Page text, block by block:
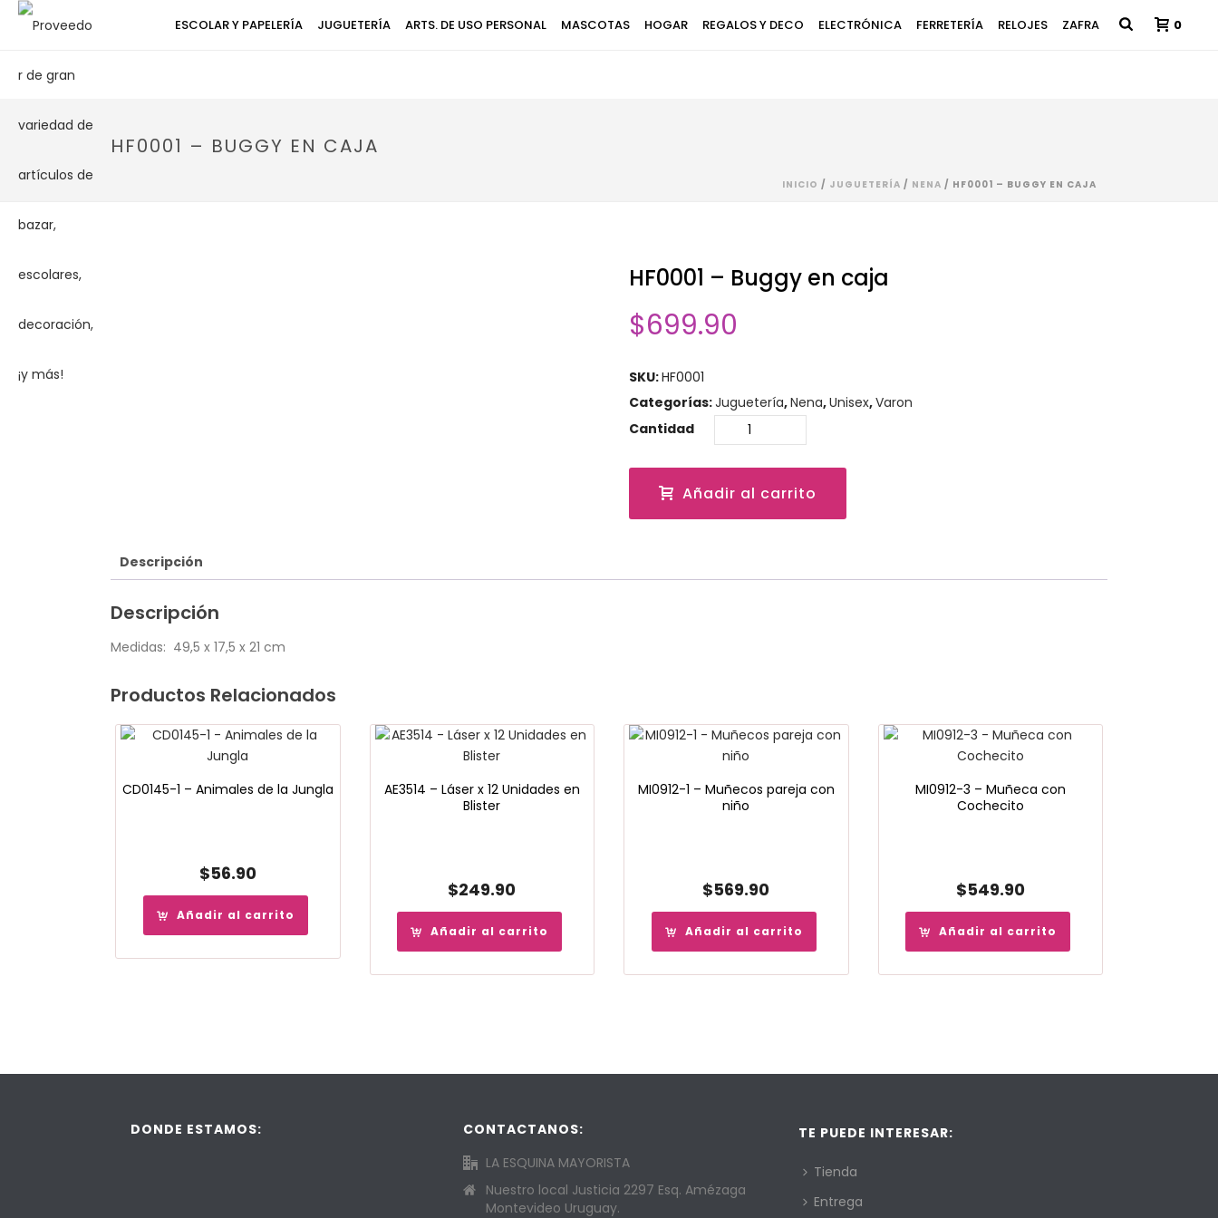
ESCOLAR Y PAPELERÍA JUGUETERÍA ARTS. DE USO PERSONAL MASCOTAS HOGAR REGALOS Y DECO ELECTRÓNICA FERRETERÍA RELOJES ZAFRA 0
HF0001 – BUGGY EN CAJA
INICIO / JUGUETERÍA / NENA / HF0001 – BUGGY EN CAJA
HF0001 – Buggy en caja
$699.90
SKU:HF0001
Categorías:Juguetería,Nena,Unisex,Varon
Cantidad
Añadir al carrito
Descripción
Descripción
Medidas: 49,5 x 17,5 x 21 cm
Productos Relacionados
CD0145-1 – Animales de la Jungla
$56.90
Añadir al carrito
AE3514 – Láser x 12 Unidades en
Blister
$249.90
Añadir al carrito
MI0912-1 – Muñecos pareja con
niño
$569.90
Añadir al carrito
MI0912-3 – Muñeca con
Cochecito
$549.90
Añadir al carrito
DONDE ESTAMOS:
CONTACTANOS:
LA ESQUINA MAYORISTA
Nuestro local Justicia 2297 Esq. Amézaga
Montevideo Uruguay.
TE PUEDE INTERESAR:
Tienda
Entrega